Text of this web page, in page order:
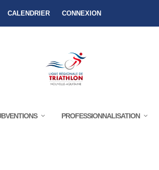
CALENDRIER CONNEXION
PROFESSIONNALISATION